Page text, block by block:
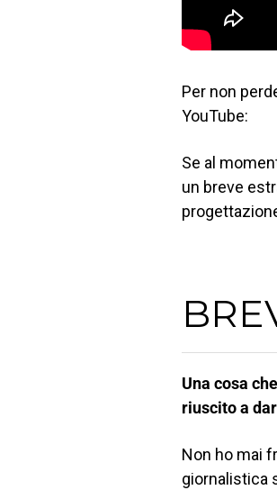
Per non
YouTube:
Se al
un breve
Una cosa
riuscito a
Non ho mai
giornalistica